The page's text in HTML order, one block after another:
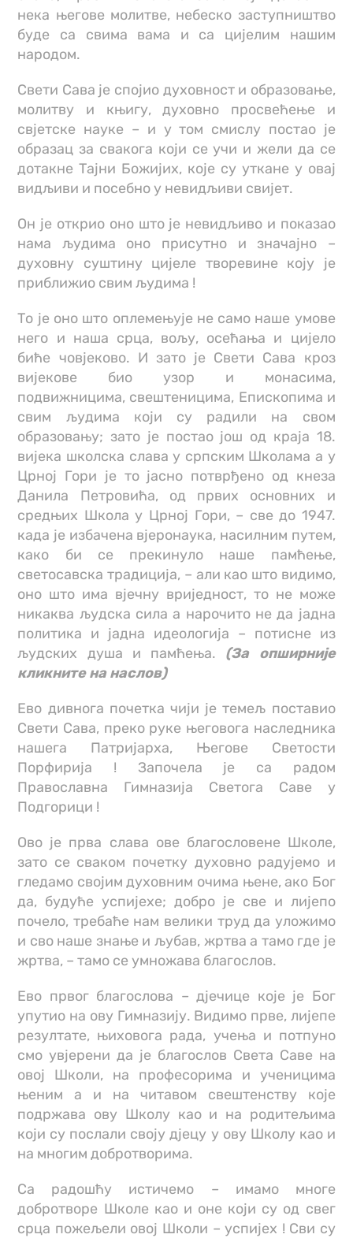
нека његове молитве, небеско заступништво
буде са свима вама и са цијелим нашим
народом.
Свети Сава је спојио духовност и образовање,
молитву и књигу, духовно просвећење и
свјетске науке – и у том смислу постао је
образац за свакога који се учи и жели да се
дотакне Тајни Божијих, које су уткане у овај
видљиви и посебно у невидљиви свијет.
Он је открио оно што је невидљиво и показао
нама људима оно присутно и значајно –
духовну суштину цијеле творевине коју је
приближио свим људима !
То је оно што оплемењује не само наше умове
него и наша срца, вољу, осећања и цијело
биће човјеково. И зато је Свети Сава кроз
вијекове био узор и монасима,
подвижницима, свештеницима, Епископима и
свим људима који су радили на свом
образовању; зато је постао још од краја 18.
вијека школска слава у српским Школама а у
Црној Гори је то јасно потврђено од кнеза
Данила Петровића, од првих основних и
средњих Школа у Црној Гори, – све до 1947.
када је избачена вјеронаука, насилним путем,
како би се прекинуло наше памћење,
светосавска традиција, – али као што видимо,
оно што има вјечну вриједност, то не може
никаква људска сила а нарочито не да јадна
политика и јадна идеологија – потисне из
људских душа и памћења. (За опширније
кликните на наслов)
Ево дивнога почетка чији је темељ поставио
Свети Сава, преко руке његовога наследника
нашега Патријарха, Његове Светости
Порфирија ! Започела је са радом
Православна Гимназија Светога Саве у
Подгорици !
Ово је прва слава ове благословене Школе,
зато се сваком почетку духовно радујемо и
гледамо својим духовним очима њене, ако Бог
да, будуће успијехе; добро је све и лијепо
почело, требаће нам велики труд да уложимо
и сво наше знање и љубав, жртва а тамо где је
жртва, – тамо се умножава благослов.
Ево првог благослова – дјечице које је Бог
упутио на ову Гимназију. Видимо прве, лијепе
резултате, њиховога рада, учења и потпуно
смо увјерени да је благослов Света Саве на
овој Школи, на професорима и ученицима
њеним а и на читавом свештенству које
подржава ову Школу као и на родитељима
који су послали своју дјецу у ову Школу као и
на многим добротворима.
Са радошћу истичемо – имамо многе
добротворе Школе као и оне који су од свег
срца пожељели овој Школи – успијех ! Сви су